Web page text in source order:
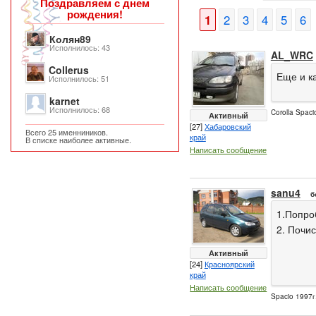
1 2 3 4 5 6
Активный
[27]Хабаровский
край
Написать сообщение
AL_WRC
Еще и
Corolla
Активный
[24]Красноярский
край
Написать сообщение
sanu4
2.
Spacio
рождения!
Колян89
Исполнилось: 43
Collerus
Исполнилось: 51
karnet
Исполнилось: 68
Всего 25 именниников.
В списке наиболее активные.